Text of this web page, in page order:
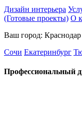
Дизайн интерьера
(Готовые проекты) О
Ваш город: Краснодар
Сочи Екатеринбург
Профессиональный